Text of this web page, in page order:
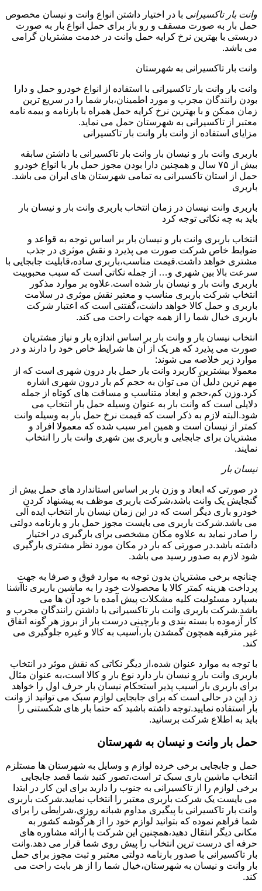
وانت بار تاکسیرانی با در اختیار داشتن انواع وانت و نیسان مخصوص
حمل بار به صورت مسقف و رو باز برای حمل انواع بار به صورت
دربستی با بهترین نرخ کرایه حمل وانت در خدمت مشتریان گرامی
می باشد.
وانت بار تاکسیرانی به شهرستان
وانت بار وانت بار تاکسیرانی با استفاده از انواع خودرو حمل و دارا
بودن رانندگان مجرب و مورد اطمینان،بار شما را در سریع ترین
زمان ممکن و با بهترین نرخ کرایه حمل همراه با بارنامه و بیمه نامه
معتبر از تاکسیرانی به شهرستان حمل می نماید.
مزایای استفاده از وانت بار وانت بار تاکسیرانی
باربری وانت بار و نیسان بار وانت بار تاکسیرانی با داشتن سابقه
بیش از ۷۵ سال و همچنین دارا بودن مجوز حمل بار با انواع خودرو
حمل از استان تاکسیرانی به تمامی شهرستان های ایران می باشد.
باربری
باربری وانت نیسان در زمان انتخاب باربری وانت بار و نیسان بار
باید به چه نکاتی توجه کرد
انتخاب باربری وانت بار و نیسان بار بر اساس توجه به قواعد و
ضوابط خاص شرکت صورت می پذیرد و نقش موثری در جذب
مشتری خواهد داشت.قیمت مناسب،باربری ساده،قابلیت جابجایی با
سرعت بالا بین شهری و… از جمله نکاتی است که سبب محبوبیت
باربری وانت بار و نیسان بار شده است.علاوه بر موارد مذکور
انتخاب شرکت باربری مناسب و معتبر نقش موثری در سلامت
باربری و حمل کالا خواهد داشت،گفتنی است که اعتبار شرکت
باربری خیال شما را از همه جهات راحت می کند.
انتخاب نیسان بار و وانت بار بر اساس اندازه بار و نیاز مشتریان
صورت می پذیرد که هر یک از آن ها شرایط خاص خود را دارند و در
موارد زیر خلاصه می شوند:
معمولا بیشترین کاربرد وانت بار حمل بار درون شهری است که از
مهم ترین دلیل آن می توان به حجم کم بار درون شهری اشاره
کرد.وزن کم،حجم و ابعاد متناسب و مسافت های کوتاه از جمله
دلایلی است که وانت بار به عنوان وسیله حمل بار انتخاب می
شود.البته لازم به ذکر است که قیمت نرخ حمل بار به وسیله وانت
کمتر از نیسان است و همین امر سبب شده که معمولا افراد و
مشتریان برای جابجایی و باربری بین شهری وانت بار را انتخاب
نمایند.
نیسان بار
در صورتی که ابعاد و وزن بار بر اساس استاندارد های حمل بیش از
گنجایش یک وانت باشد،شرکت باربری موظف به پیشنهاد کردن
خودرو باری دیگر است که در این زمان نیسان بار انتخاب ایده آلی
می باشد.شرکت باربری می بایست مجوز حمل بار و بارنامه دولتی
را صادر نماید به علاوه مکان مشخصی برای بارگیری در اختیار
داشته باشد.در صورتی که بار در مکان مورد نظر مشتری بارگیری
شود لازم به صدور رسید می باشد.
چنانچه برخی مشتریان بدون توجه به موارد فوق و صرفا به جهت
پرداخت هزینه کمتر کالا یا محصولات خود را به ماشین باربری ناآشنا
بسپارد مسئولیت کلیه مشکلات پیش آمده با خود آن ها می
باشد.شرکت باربری وانت بار تاکسیرانی با داشتن رانندگان مجرب و
کار آزموده با بسته بندی و بارچینی درست بار از بروز هر گونه اتفاق
غیر مترقبه همچون گمشدن بار،آسیب به کالا و غیره جلوگیری می
کند.
با توجه به موارد عنوان شده،از دیگر نکاتی که نقش موثر در انتخاب
باربری وانت بار و نیسان بار دارد نوع بار و کالا است،به عنوان مثال
برای باربری بار آسیب پذیر استحکام نیسان بار حرف اول را خواهد
زد این در حالی است که برای جابجایی لوازم سبک می توانید از وانت
بار استفاده نمایید.توجه داشته باشید که حتما بار های شکستنی را
باید به اطلاع شرکت برسانید.
حمل بار وانت و نیسان به شهرستان
حمل و جابجایی برخی خرده لوازم و وسایل به شهرستان ها مستلزم
انتخاب ماشین باری سبک تر است،تصور کنید شما قصد جابجایی
برخی لوازم را از تاکسیرانی به جنوب را دارید برای این کار در ابتدا
می بایست یک شرکت باربری معتبر را انتخاب نمایید.شرکت باربری
وانت بار تاکسیرانی با پیگیری مداوم شبانه روزی،شرایطی را برای
شما فراهم نموده که بتوانید لوازم خود را از هرگوشه کشور به
مکانی دیگر انتقال دهید،همچنین این شرکت با ارائه مشاوره های
حرفه ای درست ترین انتخاب را پیش روی شما قرار می دهد.وانت
بار تاکسیرانی با صدور بارنامه دولتی معتبر و ثبت مجوز برای حمل
بار وانت و نیسان به شهرستان،خیال شما را از هر بابت راحت می
کند.